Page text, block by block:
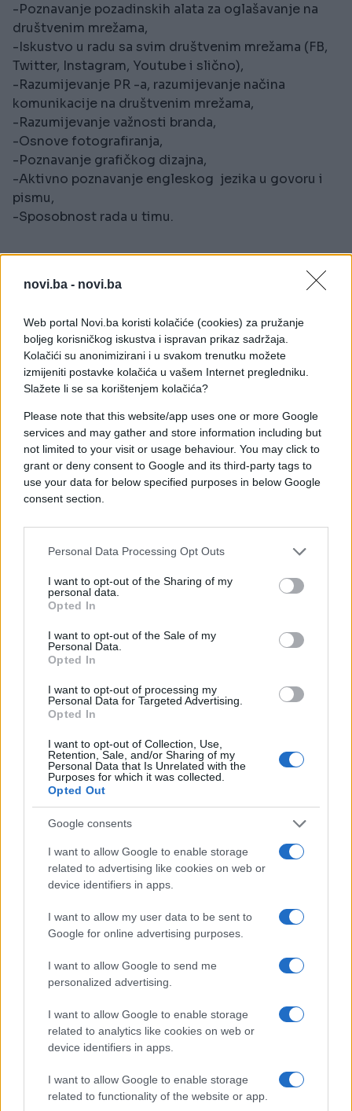
novi.ba - novi.ba
Web portal Novi.ba koristi kolačiće (cookies) za pružanje
boljeg korisničkog iskustva i ispravan prikaz sadržaja.
Kolačići su anonimizirani i u svakom trenutku možete
izmijeniti postavke kolačića u vašem Internet pregledniku.
Slažete li se sa korištenjem kolačića?
Please note that this website/app uses one or more Google
services and may gather and store information including but
not limited to your visit or usage behaviour. You may click to
grant or deny consent to Google and its third-party tags to
use your data for below specified purposes in below Google
consent section.
Personal Data Processing Opt Outs
I want to opt-out of the Sharing of my
personal data.
Opted In
I want to opt-out of the Sale of my
Personal Data.
Opted In
I want to opt-out of processing my
Personal Data for Targeted Advertising.
Opted In
I want to opt-out of Collection, Use,
Retention, Sale, and/or Sharing of my
Personal Data that Is Unrelated with the
Purposes for which it was collected.
Opted Out
Google consents
I want to allow Google to enable storage
related to advertising like cookies on web or
device identifiers in apps.
I want to allow my user data to be sent to
Google for online advertising purposes.
I want to allow Google to send me
personalized advertising.
I want to allow Google to enable storage
related to analytics like cookies on web or
device identifiers in apps.
I want to allow Google to enable storage
related to functionality of the website or app.
-Poznavanje pozadinskih alata za oglašavanje na
društvenim mrežama,
-Iskustvo u radu sa svim društvenim mrežama (FB,
Twitter, Instagram, Youtube i slično),
-Razumijevanje PR -a, razumijevanje načina
komunikacije na društvenim mrežama,
-Razumijevanje važnosti branda,
-Osnove fotografiranja,
-Poznavanje grafičkog dizajna,
-Aktivno poznavanje engleskog jezika u govoru i
pismu,
-Sposobnost rada u timu.
-Organizacijske sposobnosti,
-Profesionalnost i posvećenost poslu i radnim
zadacima,
-Usmjerenost ka postizanju ciljeva,
-Visok stepen samoinicijative i samostalnosti u
radu,
-Timski duh.
Nudimo vam:
-Profesionalni rad
-Mogućnost rada od kuće
Vašu prijavu možete poslati na email info@novi.ba
#posao #noviba